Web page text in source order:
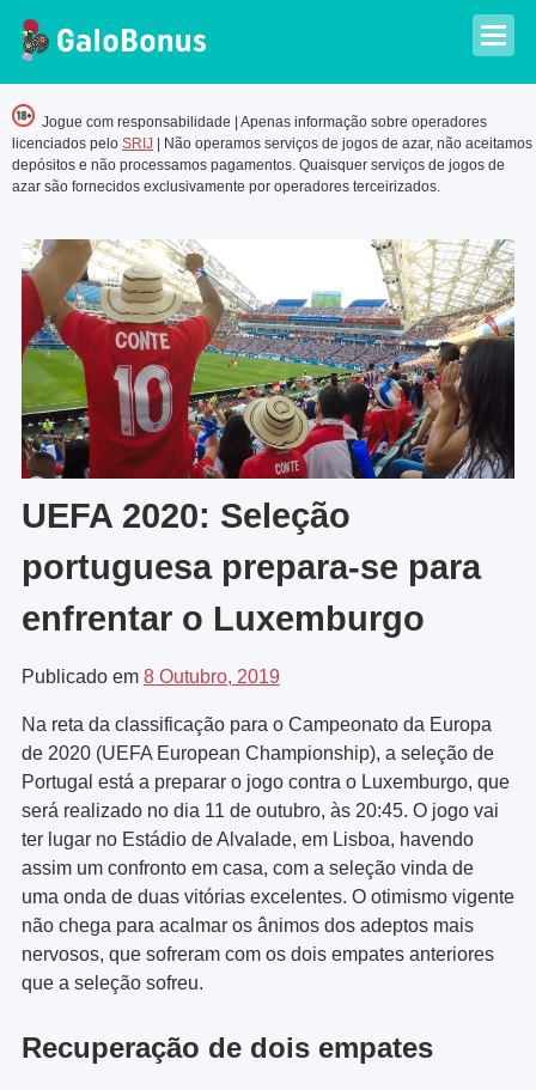
Jogue com responsabilidade | Apenas informação sobre operadores
licenciados pelo SRIJ | Não operamos serviços de jogos de azar, não aceitamos
depósitos e não processamos pagamentos. Quaisquer serviços de jogos de
azar são fornecidos exclusivamente por operadores terceirizados.
UEFA 2020: Seleção
portuguesa prepara-se para
enfrentar o Luxemburgo
Publicado em 8 Outubro, 2019
Na reta da classificação para o Campeonato da Europa
de 2020 (UEFA European Championship), a seleção de
Portugal está a preparar o jogo contra o Luxemburgo, que
será realizado no dia 11 de outubro, às 20:45. O jogo vai
ter lugar no Estádio de Alvalade, em Lisboa, havendo
assim um confronto em casa, com a seleção vinda de
uma onda de duas vitórias excelentes. O otimismo vigente
não chega para acalmar os ânimos dos adeptos mais
nervosos, que sofreram com os dois empates anteriores
que a seleção sofreu.
Recuperação de dois empates